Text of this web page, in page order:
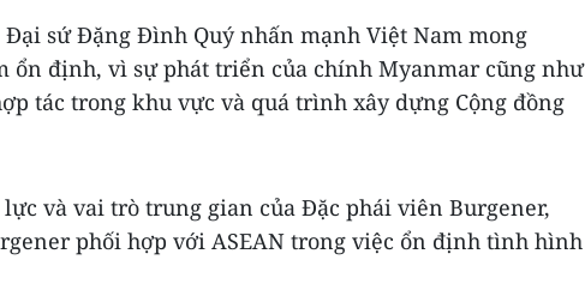
sứ Đặng Đình Quý nhấn mạnh Việt Nam mong
ổn định, vì sự phát triển của chính Myanmar cũng như
tác trong khu vực và quá trình xây dựng Cộng đồng
và vai trò trung gian của Đặc phái viên Burgener,
phối hợp với ASEAN trong việc ổn định tình hình